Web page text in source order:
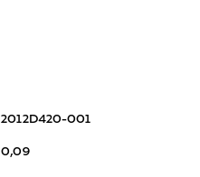
2012D420-001
0,09